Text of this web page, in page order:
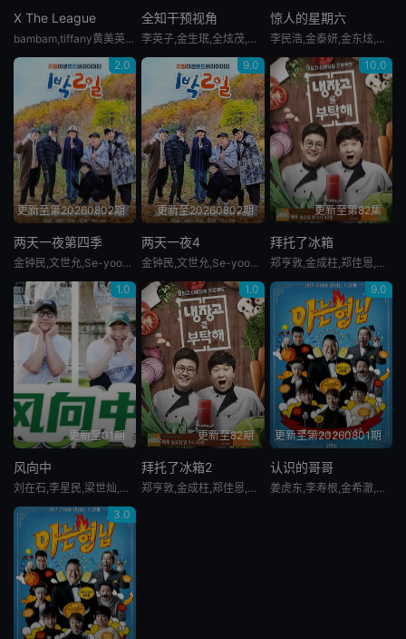
X The League
bambam,tiffany黄美英,xtheleague
全知干预视角
李英子,金生珉,全炫茂,宋恩伊,梁世亨,洪真英,柳炳宰
惊人的星期六
李民浩,金泰妍,金东炫,表志勋,李俊永,禹智皓,申东烨,李惠利,郑韩海,朴娜莱,金起范,文世允,崔杋圭,崔然竣,金玟莹,南侑廷,凑崎纱夏,金多贤,朴志效,林娜琏,孙彩瑛,平井桃,崔伞,郑友荣
2.0
更新至第20260802期
两天一夜第四季
金钟民,文世允,Se-yoon,Moon,延政勋,金宣虎
9.0
更新至20260802期
两天一夜4
金钟民,文世允,Se-yoon,Moon,延政勋,金宣虎
10.0
更新至第82集
拜托了冰箱
郑亨敦,金成柱,郑佳恩,花耀飞,洪锡天,金风,安贞焕,李元日,李连福,崔贤锡,Sam,Kim,郑浩英,朴俊雨,米卡尔,李灿伍
1.0
更新至01期
风向中
刘在石,李星民,梁世灿,池石镇
1.0
更新至82期
拜托了冰箱2
郑亨敦,金成柱,郑佳恩,花耀飞,洪锡天,金风,安贞焕,李元日,李连福,崔贤锡,Sam,Kim,郑浩英,朴俊雨,米卡尔,李灿伍
9.0
更新至第20260801期
认识的哥哥
姜虎东,李寿根,金希澈,徐章勋,金永哲,金世晃,黄致列,闵京勋,李相旼,张圣圭
3.0